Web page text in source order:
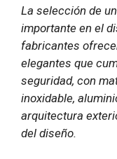
La selección de
importante en el
fabricantes
elegantes que
seguridad, con
inoxidable,
arquitectura
del diseño.